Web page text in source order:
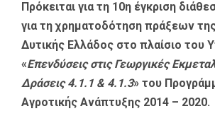
Πρόκειται για τη 10η έγκριση
για τη χρηματοδότηση πράξεων
Δυτικής Ελλάδος στο πλαίσιο του
«Επενδύσεις στις Γεωργικές
Δράσεις 4.1.1 & 4.1.3» του
Αγροτικής Ανάπτυξης 2014 – 2020.